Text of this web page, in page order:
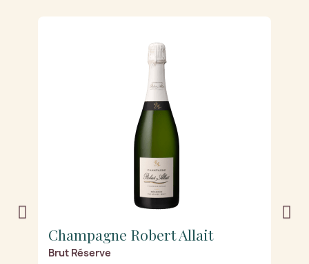
Champagne Robert Allait
Brut Réserve